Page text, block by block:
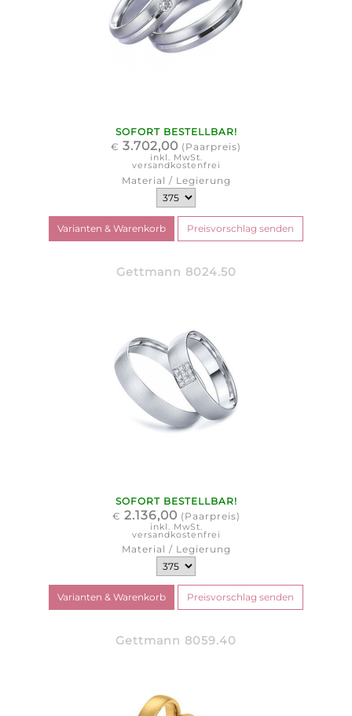
SOFORT BESTELLBAR!
€ 3.702,00 (Paarpreis)
inkl. MwSt.
versandkostenfrei
Material / Legierung
Gettmann 8024.50
SOFORT BESTELLBAR!
€ 2.136,00 (Paarpreis)
inkl. MwSt.
versandkostenfrei
Material / Legierung
Gettmann 8059.40